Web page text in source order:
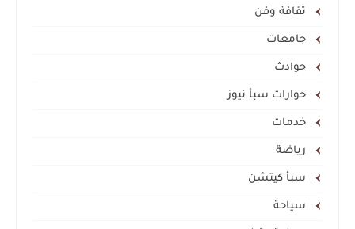
ثقافة وفن
جامعات
حوادث
حوارات سبأ نيوز
خدمات
رياضة
سبأ كيتشن
سياحة